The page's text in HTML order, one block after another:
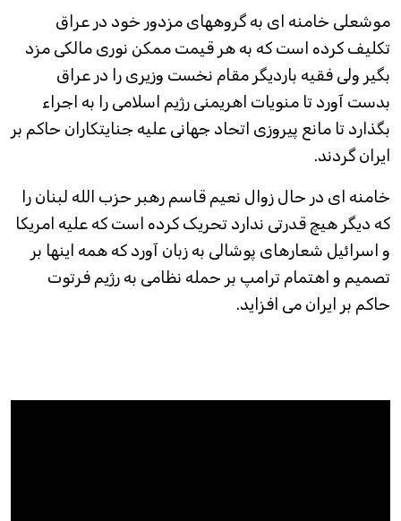
موشعلی خامنه ای به گروههای مزدور خود در عراق
تکلیف کرده است که به هر قیمت ممکن نوری مالکی مزد
بگیر ولی فقیه باردیگر مقام نخست وزیری را در عراق
بدست آورد تا منویات اهریمنی رژیم اسلامی را به اجراء
بگذارد تا مانع پیروزی اتحاد جهانی علیه جنایتکاران حاکم بر
ایران گردند.
خامنه ای در حال زوال نعیم قاسم رهبر حزب الله لبنان را
که دیگر هیچ قدرتی ندارد تحریک کرده است که علیه امریکا
و اسرائیل شعارهای پوشالی به زبان آورد که همه اینها بر
تصمیم و اهتمام ترامپ بر حمله نظامی به رژیم فرتوت
حاکم بر ایران می افزاید.